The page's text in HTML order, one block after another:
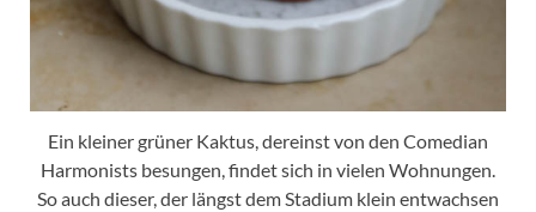
Ein kleiner grüner Kaktus, dereinst von den Comedian
Harmonists besungen, findet sich in vielen Wohnungen.
So auch dieser, der längst dem Stadium klein entwachsen